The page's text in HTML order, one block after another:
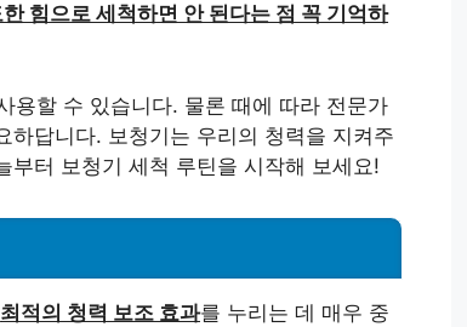
힘으로 세척하면 안 된다는 점 꼭 기억하
용할 수 있습니다. 물론 때에 따라 전문가
답니다. 보청기는 우리의 청력을 지켜주
부터 보청기 세척 루틴을 시작해 보세요!
최적의 청력 보조 효과를 누리는 데 매우 중